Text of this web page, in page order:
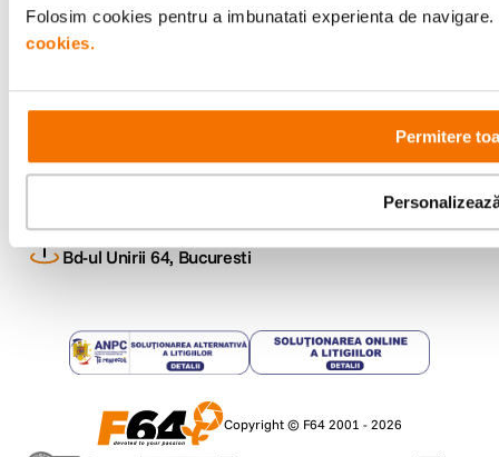
Folosim cookies pentru a imbunatati experienta de
cookies.
Permitere
+40 21 270 0050
Showroom
Bd-ul Unirii 64, Bucuresti
Copyright © F64 2001 - 2026